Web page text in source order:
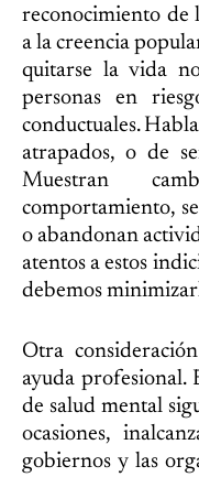
reconocimiento de
a la creencia
quitarse la vida
personas en
conductuales.
atrapados, o de
Muestran
comportamiento,
o abandonan
atentos a estos
debemos
Otra
ayuda profesional.
de salud mental
ocasiones,
gobiernos y las